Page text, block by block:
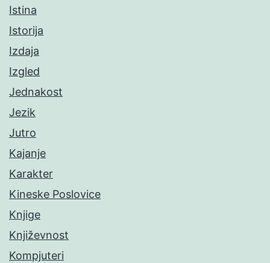
Istina
Istorija
Izdaja
Izgled
Jednakost
Jezik
Jutro
Kajanje
Karakter
Kineske Poslovice
Knjige
Književnost
Kompjuteri